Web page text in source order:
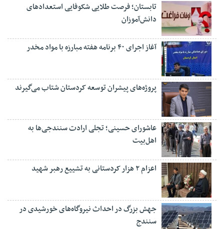
تابستان؛ فرصت طلایی شکوفایی استعدادهای
دانش‌آموزان
آغاز اجرای ۴۰ برنامه هفته مبارزه با مواد مخدر
پروژه‌های پیشران توسعه کردستان شتاب می‌گیرند
عاشورای حسینی؛ تجلی ارادت سنندجی‌ها به
اهل‌بیت
اعزام ۲ هزار کردستانی به تشییع رهبر شهید
جهش بزرگ در احداث نیروگاه‌های خورشیدی در
سنندج